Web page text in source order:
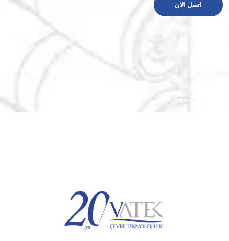
اتصل الان